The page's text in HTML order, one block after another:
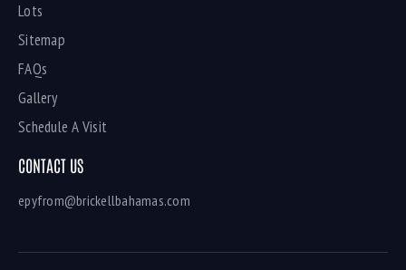
Lots
Sitemap
FAQs
Gallery
Schedule A Visit
CONTACT US
epyfrom@brickellbahamas.com